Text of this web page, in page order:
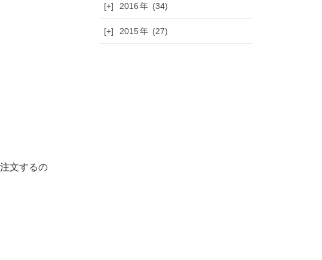
文するの
[+] 2016 (34)
[+] 2015 (27)